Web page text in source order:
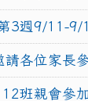
3週9/11-9/
請各位家長
班親會參